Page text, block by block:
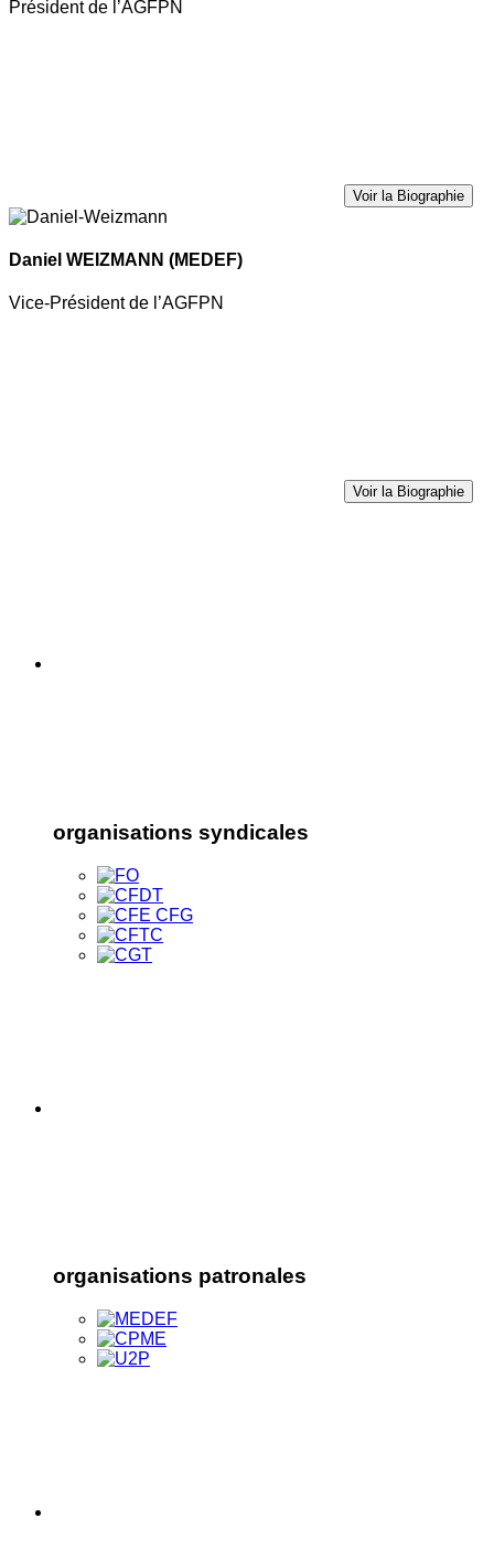
Président de l’AGFPN
Voir la Biographie
Daniel WEIZMANN (MEDEF)
Vice-Président de l’AGFPN
Voir la Biographie
organisations syndicales
organisations patronales